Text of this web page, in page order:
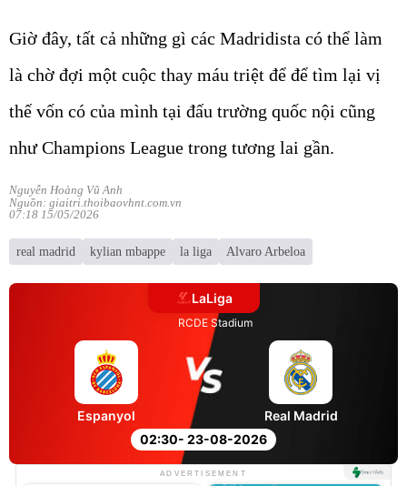
Giờ đây, tất cả những gì các Madridista có thể làm
là chờ đợi một cuộc thay máu triệt để để tìm lại vị
thế vốn có của mình tại đấu trường quốc nội cũng
như Champions League trong tương lai gần.
Nguyễn Hoàng Vũ Anh
Nguồn: giaitri.thoibaovhnt.com.vn
07:18 15/05/2026
real madrid kylian mbappe la liga Alvaro Arbeloa
LaLiga
RCDE Stadium
02:30- 23-08-2026
Espanyol Real Madrid
ADVERTISEMENT